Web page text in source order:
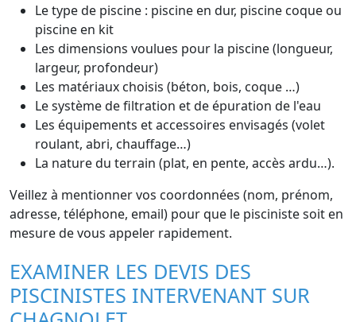
Le type de piscine : piscine en dur, piscine coque ou
piscine en kit
Les dimensions voulues pour la piscine (longueur,
largeur, profondeur)
Les matériaux choisis (béton, bois, coque …)
Le système de filtration et de épuration de l'eau
Les équipements et accessoires envisagés (volet
roulant, abri, chauffage…)
La nature du terrain (plat, en pente, accès ardu…).
Veillez à mentionner vos coordonnées (nom, prénom,
adresse, téléphone, email) pour que le pisciniste soit en
mesure de vous appeler rapidement.
EXAMINER LES DEVIS DES
PISCINISTES INTERVENANT SUR